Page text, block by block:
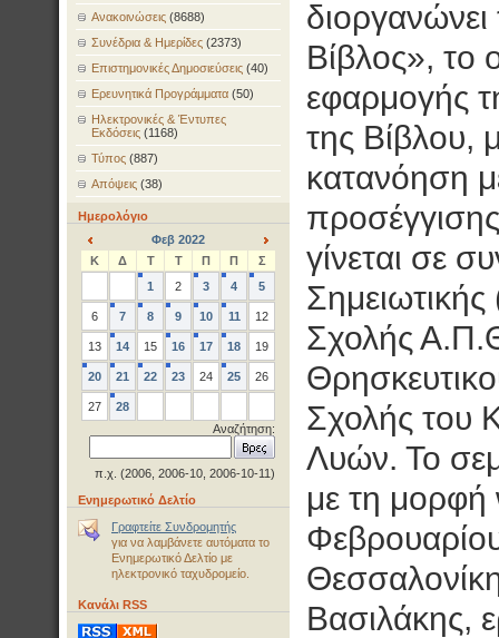
Ανακοινώσεις (8688)
Συνέδρια & Ημερίδες (2373)
Επιστημονικές Δημοσιεύσεις (40)
Ερευνητικά Προγράμματα (50)
Ηλεκτρονικές & Έντυπες
Εκδόσεις (1168)
Τύπος (887)
Απόψεις (38)
Ημερολόγιο
<
Φεβ 2022
>
Κ Δ Τ Τ Π Π
Σ
1
2 3 4 5
6 7 8 9 10 11 12
13 14 15 16 17 18 19
20 21 22 23 24 25 26
27
28
Αναζήτηση:
π.χ. (2006, 2006-10, 2006-10-11)
Ενημερωτικό Δελτίο
Γραφτείτε Συνδρομητής
για να λαμβάνετε αυτόματα το
Ενημερωτικό Δελτίο με
ηλεκτρονικό ταχυδρομείο.
Κανάλι RSS
διοργανώνει
Βίβλος», το
εφαρμογής
της Βίβλου,
κατανόηση
γίνεται σε
Σχολής
Σχολής του
Λυών. Το
με τη μορφή
Βασιλάκης,